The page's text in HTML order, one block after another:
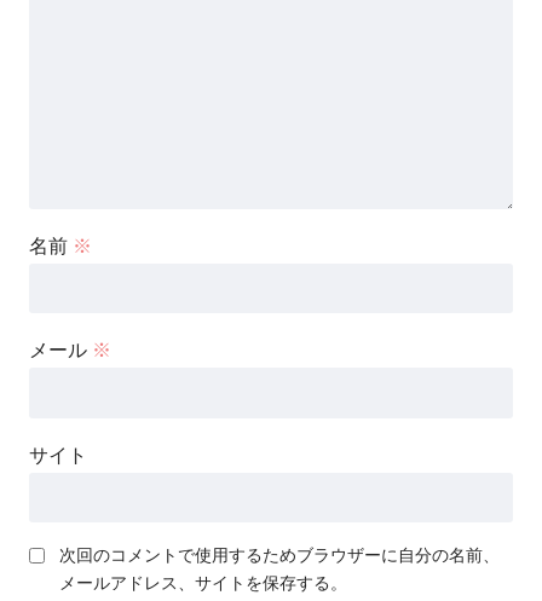
名前 ※
メール ※
サイト
次回のコメントで使用するためブラウザーに自分の名前、
メールアドレス、サイトを保存する。